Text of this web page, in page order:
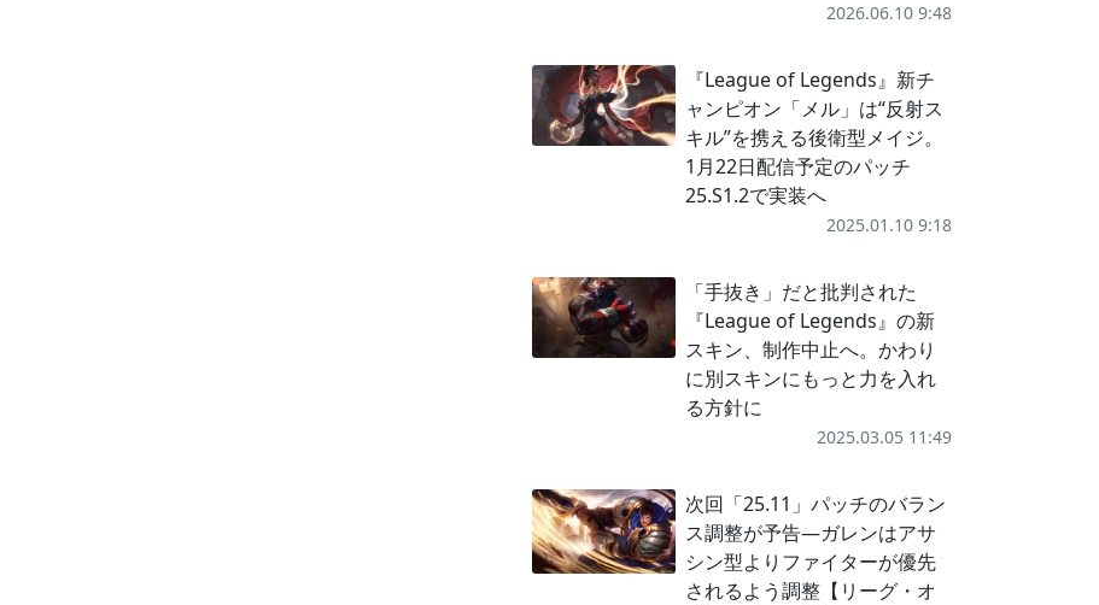
2026.06.10 9:48
『League of Legends』新チ
ャンピオン「メル」は“反射ス
キル”を携える後衛型メイジ。
1月22日配信予定のパッチ
25.S1.2で実装へ
2025.01.10 9:18
「手抜き」だと批判された
『League of Legends』の新
スキン、制作中止へ。かわり
に別スキンにもっと力を入れ
る方針に
2025.03.05 11:49
次回「25.11」パッチのバラン
ス調整が予告―ガレンはアサ
シン型よりファイターが優先
されるよう調整【リーグ・オ